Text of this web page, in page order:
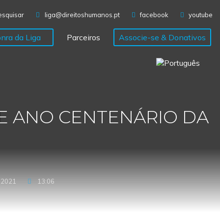
liga@direitoshumanos.pt facebook youtube
da Liga Parceiros Associe-se & Donativos
ANO CENTENÁRIO DA
13:06
Medalha da Honra da Liga Parceiros
Associe-se & Donativos